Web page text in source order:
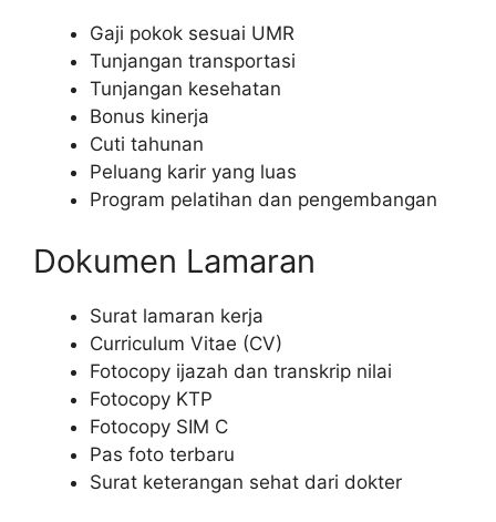
Gaji pokok sesuai UMR
Tunjangan transportasi
Tunjangan kesehatan
Bonus kinerja
Cuti tahunan
Peluang karir yang luas
Program pelatihan dan pengembangan
Dokumen Lamaran
Surat lamaran kerja
Curriculum Vitae (CV)
Fotocopy ijazah dan transkrip nilai
Fotocopy KTP
Fotocopy SIM C
Pas foto terbaru
Surat keterangan sehat dari dokter